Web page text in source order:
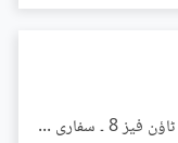
بحریہ ٹاؤن فیز 8 ۔ عثمان بلاک, بحریہ ٹاؤن فیز 8 ۔ سفاری ویلی